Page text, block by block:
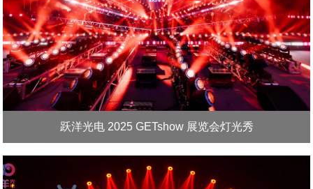
跃洋光电 2025 GETshow 展览会灯光秀